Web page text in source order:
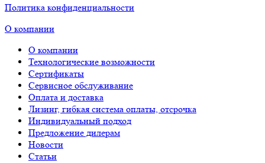
Политика конфиденциальности
О компании
О компании
Технологические возможности
Сертификаты
Сервисное обслуживание
Оплата и доставка
Лизинг, гибкая система оплаты, отсрочка
Индивидуальный подход
Предложение дилерам
Новости
Статьи